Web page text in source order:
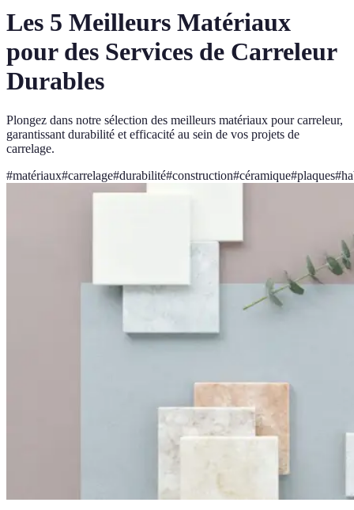
Les 5 Meilleurs Matériaux
pour des Services de Carreleur
Durables
Plongez dans notre sélection des meilleurs matériaux pour carreleur,
garantissant durabilité et efficacité au sein de vos projets de
carrelage.
#matériaux#carrelage#durabilité#construction#céramique#plaques#